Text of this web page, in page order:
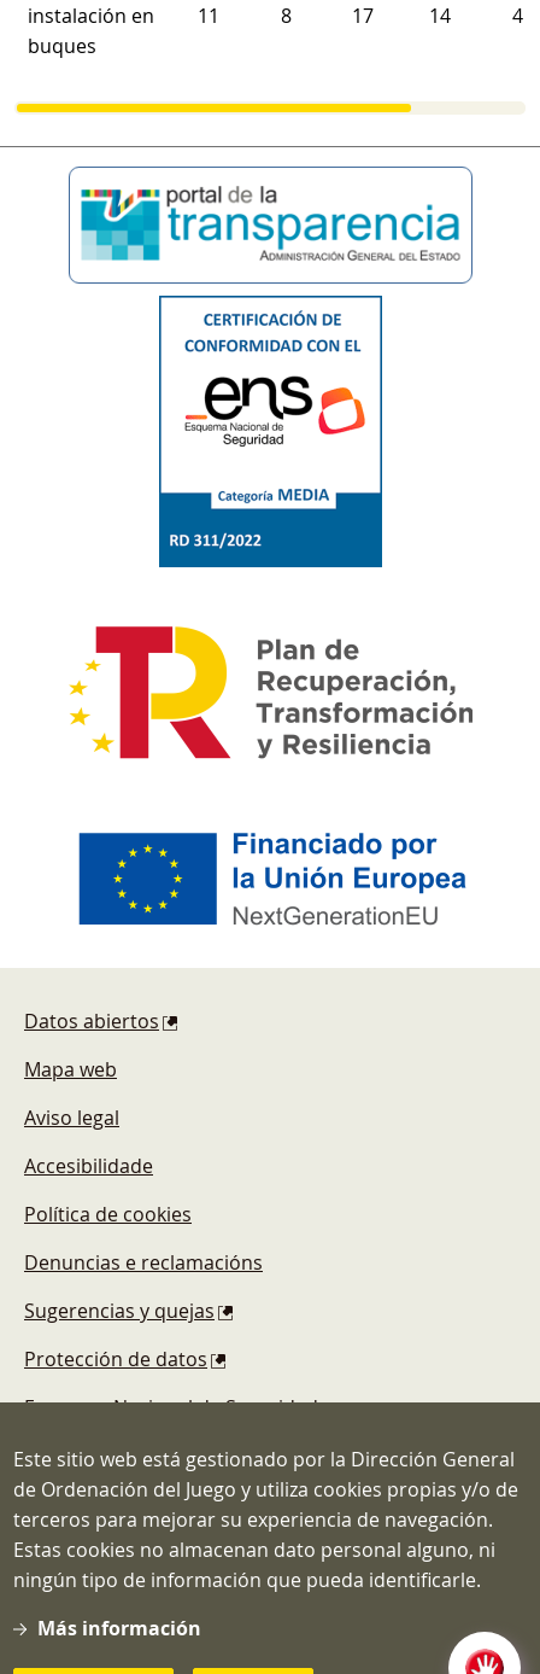
instalación en
buques
11 8 17 14 4
Datos abiertos
Mapa web
Aviso legal
Accesibilidade
Política de cookies
Denuncias e reclamacións
Sugerencias y quejas
Protección de datos
Esquema Nacional de Seguridad
Dirección General de Ordenación del
Juego
Teléfono: 91.571.40.80
Correo: info@ordenacionjuego.gob.es
Este sitio web está gestionado por la Dirección General
de Ordenación del Juego y utiliza cookies propias y/o de
terceros para mejorar su experiencia de navegación.
Estas cookies no almacenan dato personal alguno, ni
ningún tipo de información que pueda identificarle.
Más información